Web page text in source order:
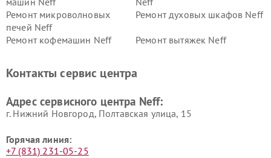
Ремонт микроволновых
печей Neff
Ремонт духовых шкафов Neff
Ремонт кофемашин Neff Ремонт вытяжек Neff
Контакты сервис центра
Адрес сервисного центра Neff:
г. Нижний Новгород, Полтавская улица, 15
Горячая линия:
+7 (831) 231-05-25